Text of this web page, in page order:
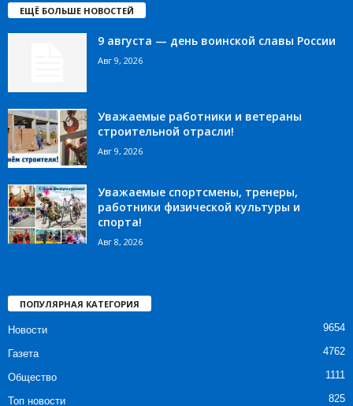
ЕЩЁ БОЛЬШЕ НОВОСТЕЙ
9 августа — день воинской славы России
Авг 9, 2026
Уважаемые работники и ветераны
строительной отрасли!
Авг 9, 2026
Уважаемые спортсмены, тренеры,
работники физической культуры и
спорта!
Авг 8, 2026
ПОПУЛЯРНАЯ КАТЕГОРИЯ
Новости 9654
Газета 4762
Общество 1111
Топ новости 825